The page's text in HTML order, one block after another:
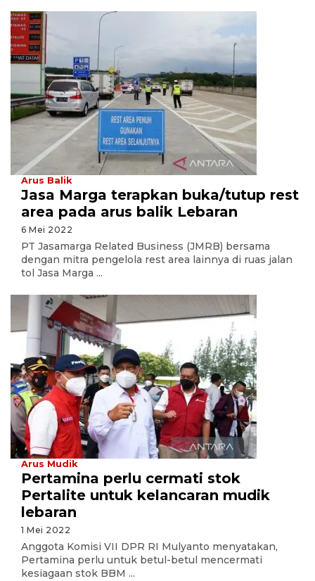
Arus Balik
Jasa Marga terapkan buka/tutup rest
area pada arus balik Lebaran
6 Mei 2022
PT Jasamarga Related Business (JMRB) bersama
dengan mitra pengelola rest area lainnya di ruas jalan
tol Jasa Marga ...
Arus Mudik
Pertamina perlu cermati stok
Pertalite untuk kelancaran mudik
lebaran
1 Mei 2022
Anggota Komisi VII DPR RI Mulyanto menyatakan,
Pertamina perlu untuk betul-betul mencermati
kesiagaan stok BBM ...